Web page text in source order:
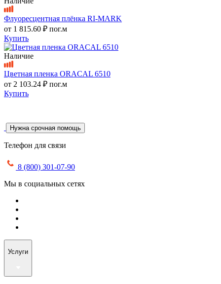
Флуоресцентная плёнка RI-MARK
от 1 815.60 ₽ пог.м
Купить
Наличие
Цветная пленка ORACAL 6510
от 2 103.24 ₽ пог.м
Купить
Нужна срочная помощь
Телефон для связи
8 (800) 301-07-90
Мы в социальных сетях
Услуги